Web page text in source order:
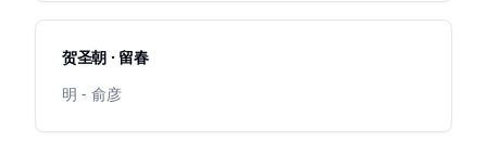
贺圣朝 · 留春
明 - 俞彦